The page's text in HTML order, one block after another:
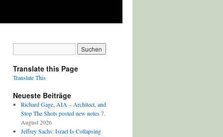
Translate this Page
Translate This
Neueste Beiträge
Richard Gage, AIA – Architect, and
Stop The Shots posted new notes 7.
August 2026
Jeffrey Sachs: Israel Is Collapsing